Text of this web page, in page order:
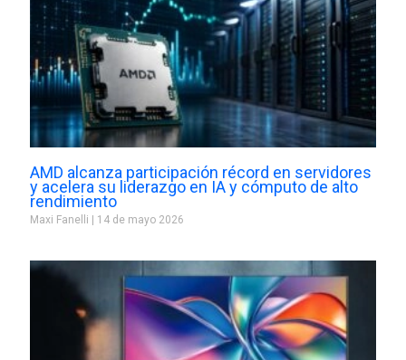
AMD alcanza participación récord en servidores
y acelera su liderazgo en IA y cómputo de alto
rendimiento
Maxi Fanelli 14 de mayo 2026